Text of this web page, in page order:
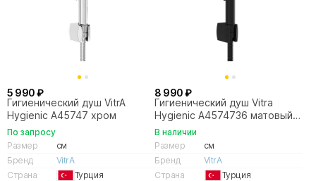
5 990 ₽
Гигиенический душ VitrA
Hygienic A45747 хром
По запросу
Размер
см
Бренд
VitrA
Страна
Турция
8 990 ₽
Гигиенический душ Vitra
Hygienic A4574736 матовый
черный
В наличии
Размер
см
Бренд
VitrA
Страна
Турция